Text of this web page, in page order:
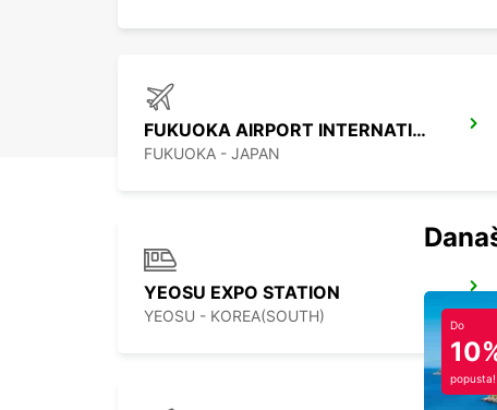
FUKUOKA AIRPORT INTERNATIONAL TERMINAL
FUKUOKA - JAPAN
YEOSU EXPO STATION
YEOSU - KOREA(SOUTH) Do
popusta!